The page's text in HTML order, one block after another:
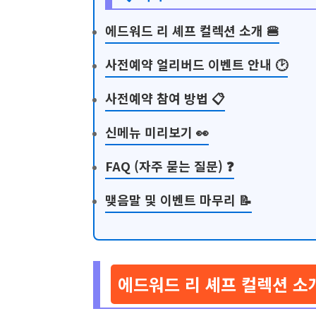
에드워드 리 셰프 컬렉션 소개 🍔
사전예약 얼리버드 이벤트 안내 🕑
사전예약 참여 방법 📋
신메뉴 미리보기 👀
FAQ (자주 묻는 질문) ❓
맺음말 및 이벤트 마무리 📝
에드워드 리 셰프 컬렉션 소